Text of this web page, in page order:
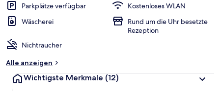
Parkplätze verfügbar
Kostenloses WLAN
Wäscherei
Rund um die Uhr besetzte
Rezeption
Nichtraucher
Alle anzeigen
Wichtigste Merkmale (12)